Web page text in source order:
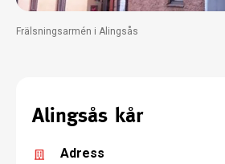
Frälsningsarmén i Alingsås
Alingsås kår
Adress